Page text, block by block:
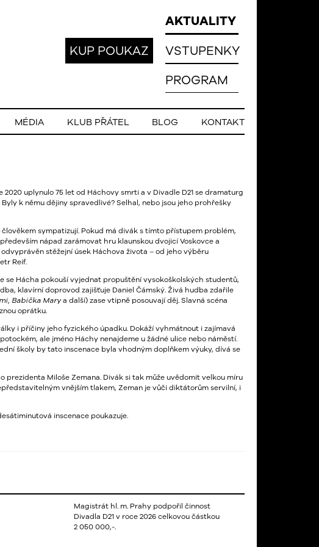
AKTUALITY
VSTUPENKY
PROGRAM
KUP POUKAZ
MÉDIA KLUB PŘÁTEL BLOG KONTAKT
uplynulo 75 let od Háchovy smrti a v Divadle D21 se dramaturg
k němu dějiny spravedlivé? Selhal, nebo jsou jeho prohřešky
sympatizují. Pokud má divák s tímto přístupem problém,
nápad zarámovat hru klaunskou dvojicí Voskovce a
stěžejní úsek Háchova života – od jeho výběru
Reif.
se Hácha pokouší vyjednat propuštění vysokoškolských studentů,
klavírní doprovod zajišťuje Daniel Čámský. Živá hudba zdařile
Babička Marya další) zase vtipně posouvají děj. Slavná scéna
oprátku.
i příčiny jeho fyzického úpadku. Dokáží vyhmátnout i zajímavá
ale jméno Háchy nenajdeme u žádné ulice nebo náměstí.
školy by tato inscenace byla vhodným doplňkem výuky, dívá se
Miloše Zemana. Divák si tak může uvědomit velkou míru
vnějším tlakem, Zeman je vůči diktátorům servilní, i
inscenace poukazuje.
Magistrát hl. m. Prahy podpořil činnost
Divadla D21 v roce 2026 celkovou částkou
2 050 000,-.